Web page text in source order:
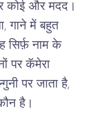
कोई और मदद।
गाने में बहुत
सिर्फ़ नाम के
पर कॅमेरा
पर जाता है,
है।